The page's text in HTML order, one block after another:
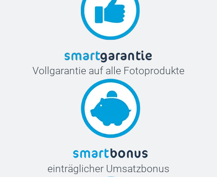
Vollgarantie auf alle Fotoprodukte
einträglicher Umsatzbonus